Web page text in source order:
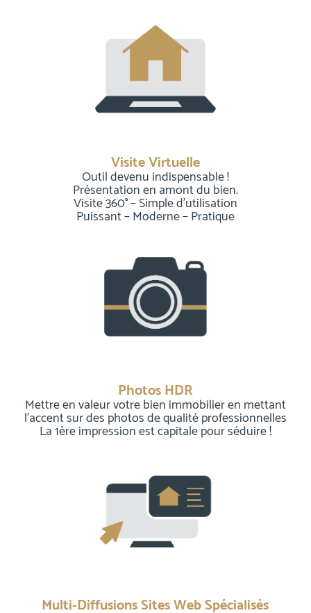
Visite Virtuelle
Outil devenu indispensable !
Présentation en amont du bien.
Visite 360° – Simple d’utilisation
Puissant – Moderne – Pratique
Photos HDR
Mettre en valeur votre bien immobilier en mettant
l’accent sur des photos de qualité professionnelles
La 1ère impression est capitale pour séduire !
Multi-Diffusions Sites Web Spécialisés